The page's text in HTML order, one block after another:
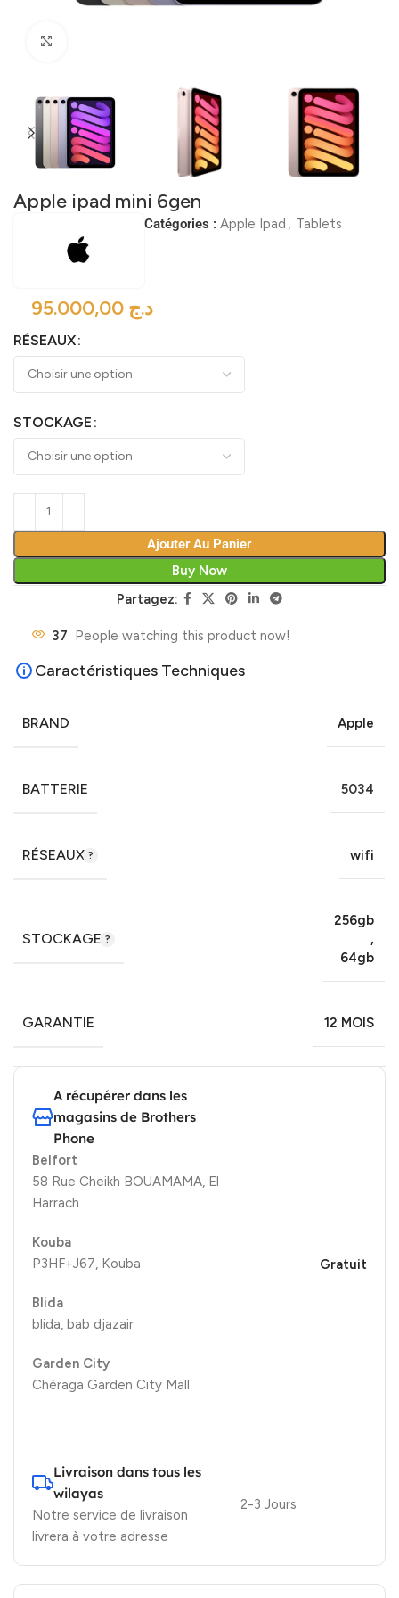
Apple ipad mini 6gen
Catégories : Apple Ipad , Tablets
د.ج
RÉSEAUX
STOCKAGE
Ajouter Au Panier
Buy Now
Partagez:
37 People watching this product now!
Caractéristiques Techniques
BRAND Apple
BATTERIE 5034
RÉSEAUX wifi
STOCKAGE
256gb
,
64gb
GARANTIE 12 MOIS
A récupérer dans les
magasins de Brothers
Phone
Belfort
58 Rue Cheikh BOUAMAMA, El
Harrach
Kouba
P3HF+J67, Kouba
Blida
blida, bab djazair
Garden City
Chéraga Garden City Mall
Gratuit
Livraison dans tous les
wilayas
Notre service de livraison
livrera à votre adresse
2-3 Jours